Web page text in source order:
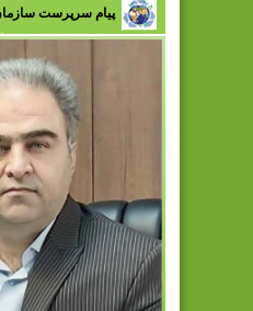
پیام سرپرست